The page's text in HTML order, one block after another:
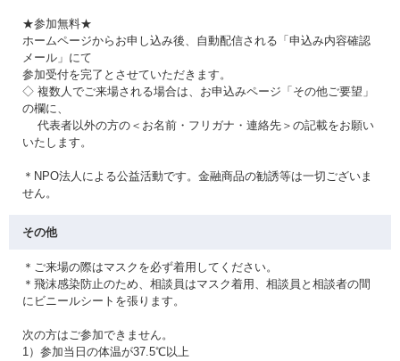
★参加無料★
ホームページからお申し込み後、自動配信される「申込み内容確認
メール」にて
参加受付を完了とさせていただきます。
◇ 複数人でご来場される場合は、お申込みページ「その他ご要望」
の欄に、
代表者以外の方の＜お名前・フリガナ・連絡先＞の記載をお願い
いたします。
＊NPO法人による公益活動です。金融商品の勧誘等は一切ございま
せん。
その他
＊ご来場の際はマスクを必ず着用してください。
＊飛沫感染防止のため、相談員はマスク着用、相談員と相談者の間
にビニールシートを張ります。
次の方はご参加できません。
1）参加当日の体温が37.5℃以上